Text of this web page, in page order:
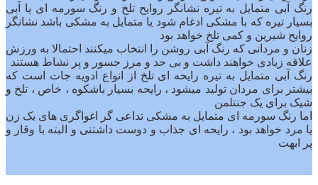
‌‌‌‌رنگ آبی متمایل به تیره نشانگر روایح تلخ و رنگ سورمه ای یا آبی
بسیار تیره که با مشکی ادغام شود یا متمایل به مشکی باشد نشانگر
روایح شیرین و کمی تلخ خواهد بود
‌‌‌‌زنان و مردانی که رنگ آبی روشن را انتخاب میکنند احتمالا به ورزش
علاقه زیادی خواهند داشت و بی حد و مرز جسور و پر نشاط هستند
‌‌‌رنگ آبی متمایل به تیره رایحه ای تلخ از انواع ادویه جات است که
بیشتر برای مردان تولید میشود ، رایحه بسیار باشکوه ، خاص ، تلخ و
شیک برای یک جنتلمن
‌‌‌‌اما رنگ سورمه ای متمایل به مشکی تداعی گر اغواگری های یک‌ زن
یا مرد خواهد بود ، رایحه ای جذاب و‌ دوست داشتنی و البته با وقار و
پر ابهت